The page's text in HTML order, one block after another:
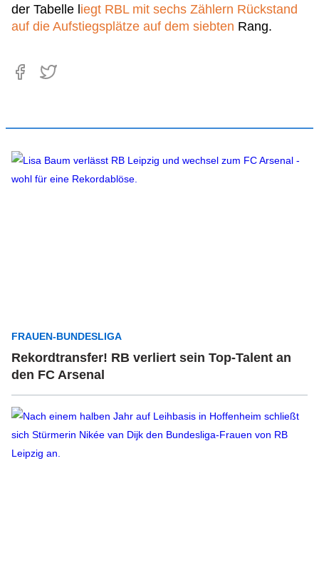
der Tabelle l iegt RBL mit sechs Zählern Rückstand
auf die Aufstiegsplätze auf dem siebten Rang.
FRAUEN-BUNDESLIGA
Rekordtransfer! RB verliert sein Top-Talent an
den FC Arsenal